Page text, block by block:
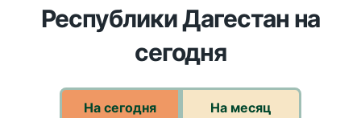
Республики Дагестан на
сегодня
На сегодня На месяц